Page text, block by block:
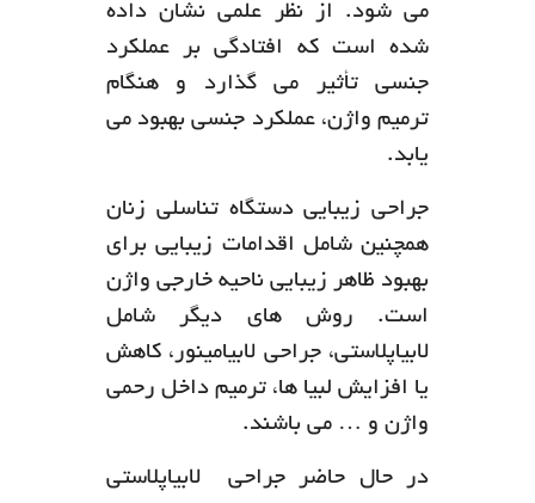
می شود. از نظر علمی نشان داده
شده است که افتادگی بر عملکرد
جنسی تأثیر می گذارد و هنگام
ترمیم واژن، عملکرد جنسی بهبود می
یابد.
جراحی زیبایی دستگاه تناسلی زنان
همچنین شامل اقدامات زیبایی برای
بهبود ظاهر زیبایی ناحیه خارجی واژن
است. روش های دیگر شامل
لابیاپلاستی، جراحی لابیامینور، کاهش
یا افزایش لبیا ها، ترمیم داخل رحمی
واژن و … می باشند.
در حال حاضر جراحی لابیاپلاستی